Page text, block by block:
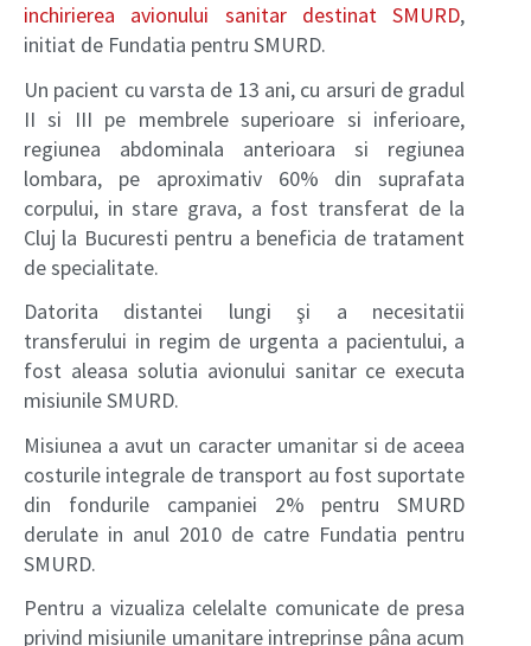
inchirierea avionului sanitar destinat SMURD,
initiat de Fundatia pentru SMURD.
Un pacient cu varsta de 13 ani, cu arsuri de gradul
II si III pe membrele superioare si inferioare,
regiunea abdominala anterioara si regiunea
lombara, pe aproximativ 60% din suprafata
corpului, in stare grava, a fost transferat de la
Cluj la Bucuresti pentru a beneficia de tratament
de specialitate.
Datorita distantei lungi şi a necesitatii
transferului in regim de urgenta a pacientului, a
fost aleasa solutia avionului sanitar ce executa
misiunile SMURD.
Misiunea a avut un caracter umanitar si de aceea
costurile integrale de transport au fost suportate
din fondurile campaniei 2% pentru SMURD
derulate in anul 2010 de catre Fundatia pentru
SMURD.
Pentru a vizualiza celelalte comunicate de presa
privind misiunile umanitare intreprinse pâna acum